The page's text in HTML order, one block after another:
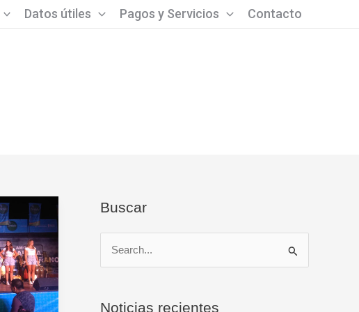
Datos útiles Pagos y Servicios Contacto
Buscar
Noticias recientes